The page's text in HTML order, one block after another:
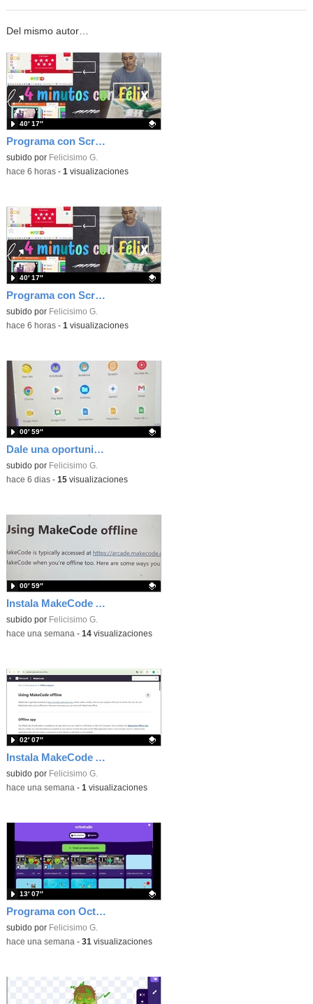
Del mismo autor…
Programa con Scratch, 8 diferentes juegos para vivir la emoción de los partidos de España en el mundial 2026
Contenido educativo.
subido por Felicisimo G.
40′ 17″
-hace 6 horas- 1 visualizaciones
Programa con Scratch juegos con los partidos del mundial 2026 ganados por España
Contenido educativo.
subido por Felicisimo G.
40′ 17″
-hace 6 horas- 1 visualizaciones
Dale una oportunidad a los Chromebooks y utiliza un proyector para realizar talleres si no tienes pantallas táctiles
Contenido educativo.
subido por Felicisimo G.
00′ 59″
-hace 6 dias- 15visualizaciones
Instala MakeCode Arcade para trabajar offline en tu tablet, ordenador, Chromebook
Contenido educativo.
subido por Felicisimo G.
00′ 59″
-hace una semana - 14visualizaciones
Instala MakeCode Arcade offline para programar grandes juegos sin necesidad de Internet
Contenido educativo.
subido por Felicisimo G.
02′ 07″
-hace una semana - 1 visualizaciones
Programa con OctoStudio, un juego de disparos contra Zombies con un cargador basado en el House of the dead
Contenido educativo.
subido por Felicisimo G.
13′ 07″
-hace una semana - 31 visualizaciones